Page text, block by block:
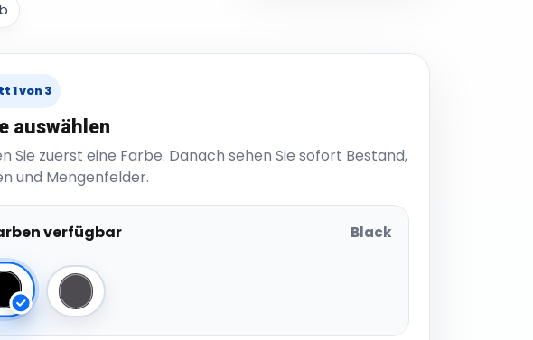
1 von 3
auswählen
Sie zuerst eine Farbe. Danach sehen Sie sofort Bestand,
und Mengenfelder.
verfügbar Black
Black Magnet